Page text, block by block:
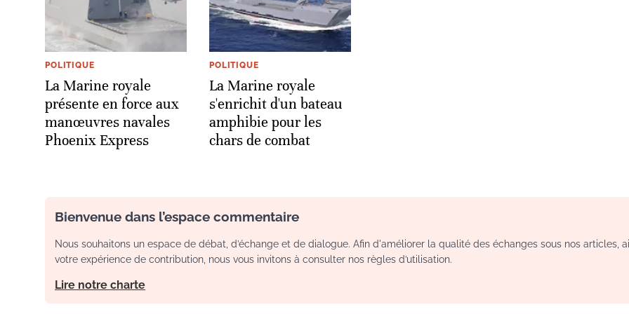
POLITIQUE
La Marine royale
présente en force aux
manœuvres navales
Phoenix Express
POLITIQUE
La Marine royale
s'enrichit d'un bateau
amphibie pour les
chars de combat
Bienvenue dans l’espace commentaire
Nous souhaitons un espace de débat, d’échange et de dialogue. Afin d'améliorer la qualité des échanges sous nos articles,
votre expérience de contribution, nous vous invitons à consulter nos règles d’utilisation.
Lire notre charte